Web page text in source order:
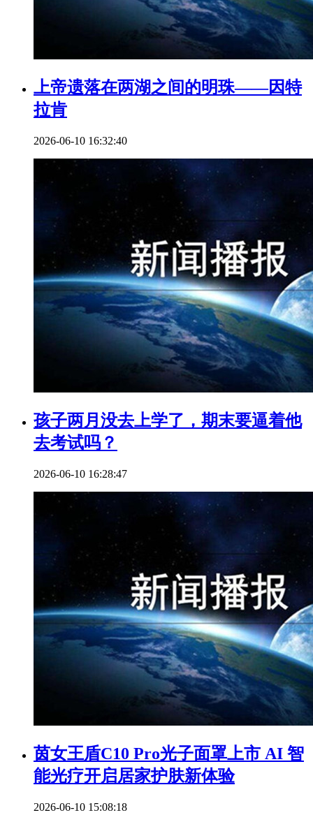
上帝遗落在两湖之间的明珠——因特
拉肯
2026-06-10 16:32:40
孩子两月没去上学了，期末要逼着他
去考试吗？
2026-06-10 16:28:47
茵女王盾C10 Pro光子面罩上市 AI 智
能光疗开启居家护肤新体验
2026-06-10 15:08:18